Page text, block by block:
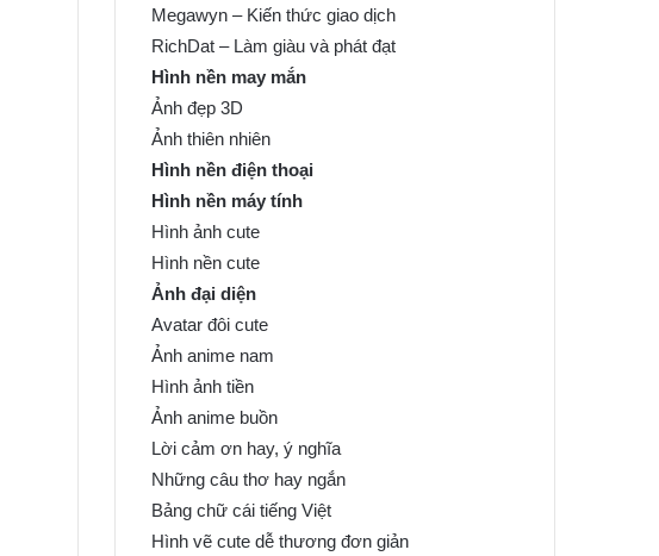
Megawyn – Kiến thức giao dịch
RichDat – Làm giàu và phát đạt
Hình nền may mắn
Ảnh đẹp 3D
Ảnh thiên nhiên
Hình nền điện thoại
Hình nền máy tính
Hình ảnh cute
Hình nền cute
Ảnh đại diện
Avatar đôi cute
Ảnh anime nam
Hình ảnh tiền
Ảnh anime buồn
Lời cảm ơn hay, ý nghĩa
Những câu thơ hay ngắn
Bảng chữ cái tiếng Việt
Hình vẽ cute dễ thương đơn giản